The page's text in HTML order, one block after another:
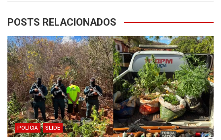
POSTS RELACIONADOS
POLÍCIA SLIDE